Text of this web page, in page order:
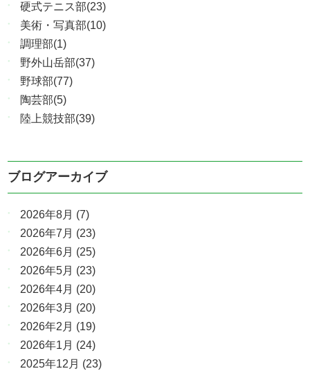
硬式テニス部(23)
美術・写真部(10)
調理部(1)
野外山岳部(37)
野球部(77)
陶芸部(5)
陸上競技部(39)
ブログアーカイブ
2026年8月 (7)
2026年7月 (23)
2026年6月 (25)
2026年5月 (23)
2026年4月 (20)
2026年3月 (20)
2026年2月 (19)
2026年1月 (24)
2025年12月 (23)